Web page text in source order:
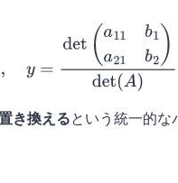
a11b 1a21b det(
き換えるという統一的な